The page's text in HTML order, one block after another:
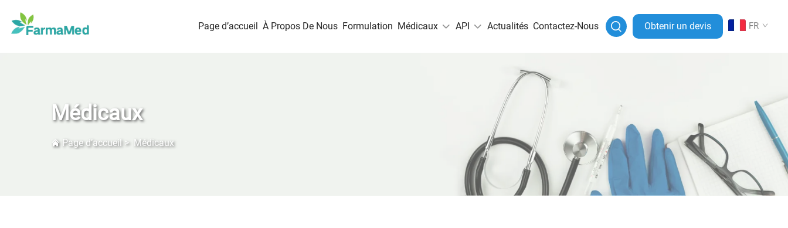
Page d’accueil À Propos De Nous Formulation Médicaux API Actualités Contactez-Nous Obtenir un devis FR
Médicaux
Page d’accueil> Médicaux